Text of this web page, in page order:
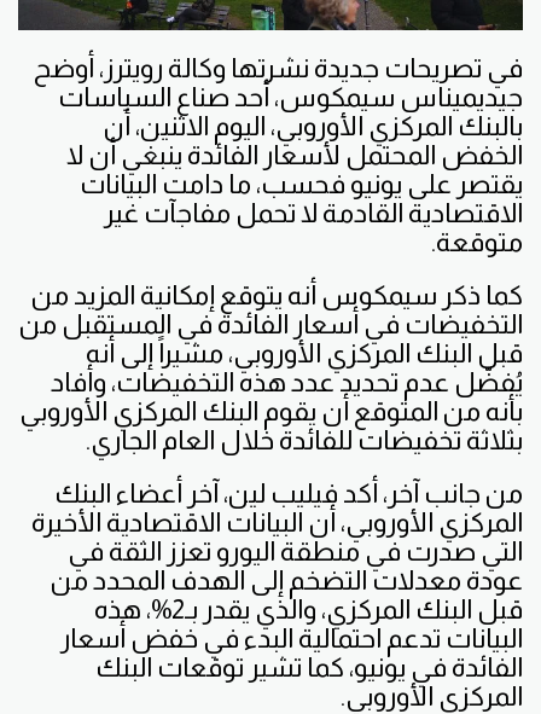
في تصريحات جديدة نشرتها وكالة رويترز، أوضح
جيديميناس سيمكوس، أحد صناع السياسات
بالبنك المركزي الأوروبي، اليوم الاثنين، أن
الخفض المحتمل لأسعار الفائدة ينبغي أن لا
يقتصر على يونيو فحسب، ما دامت البيانات
الاقتصادية القادمة لا تحمل مفاجآت غير
متوقعة.
كما ذكر سيمكوس أنه يتوقع إمكانية المزيد من
التخفيضات في أسعار الفائدة في المستقبل من
قبل البنك المركزي الأوروبي، مشيراً إلى أنه
يُفضّل عدم تحديد عدد هذه التخفيضات، وأفاد
بأنه من المتوقع أن يقوم البنك المركزي الأوروبي
بثلاثة تخفيضات للفائدة خلال العام الجاري.
من جانب آخر، أكد فيليب لين، آخر أعضاء البنك
المركزي الأوروبي، أن البيانات الاقتصادية الأخيرة
التي صدرت في منطقة اليورو تعزز الثقة في
عودة معدلات التضخم إلى الهدف المحدد من
قبل البنك المركزي، والذي يقدر بـ2%، هذه
البيانات تدعم احتمالية البدء في خفض أسعار
الفائدة في يونيو، كما تشير توقعات البنك
المركزي الأوروبي.